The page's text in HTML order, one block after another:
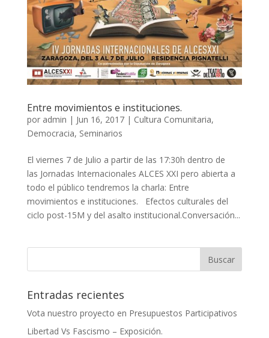
Entre movimientos e instituciones.
por admin | Jun 16, 2017| Cultura Comunitaria,
Democracia, Seminarios
El viernes 7 de Julio a partir de las 17:30h dentro de
las Jornadas Internacionales ALCES XXI pero abierta a
todo el público tendremos la charla: Entre
movimientos e instituciones. Efectos culturales del
ciclo post-15M y del asalto institucional.Conversación...
Entradas recientes
Vota nuestro proyecto en Presupuestos Participativos
Libertad Vs Fascismo – Exposición.